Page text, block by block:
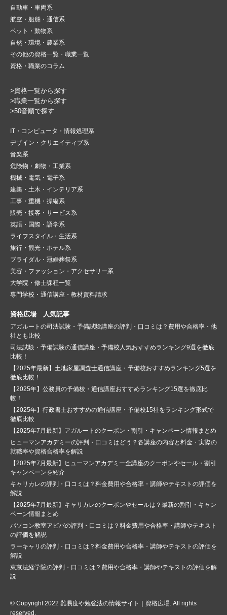
自動車・車両系
航空・船舶・通信系
ペット・動物系
自然・環境・農業系
その他の資格一覧・職業一覧
資格・職業のコラム
>資格一覧から探す
>職業一覧から探す
>50音順で探す
IT・コンピュータ・情報処理系
デザイン・クリエイティブ系
音楽系
危険物・劇物・工業系
機械・電気・電子系
建築・土木・インテリア系
工事・重機・操縦系
販売・接客・サービス系
英語・国際・語学系
ライフスタイル・生活系
旅行・観光・ホテル系
ブライダル・冠婚葬祭系
美容・ファッション・アクセサリー系
大学院・修士課程一覧
専門学校・通信講座・教材資料請求
資格広場 人気記事
アガルートの司法試験・予備試験講座の評判・口コミは？費用や合格率・他
社とも比較
司法試験・予備試験の通信講座・予備校人気おすすめランキング9選を徹底
比較！
【2025年最新】土地家屋調査士通信講座・予備校おすすめランキング5選を
徹底比較！
【2025年】公務員の予備校・通信講座おすすめランキング15選を徹底比
較！
【2025年】行政書士おすすめの通信講座・予備校15社をランキング形式で
徹底比較
【2025年7月最新】アガルートのクーポン・割引・キャンペーン情報まとめ
ヒューマンアカデミーの評判・口コミはどう？各講座の内容と料金・実際の
就職率や資格合格率を解説
【2025年7月最新】ヒューマンアカデミー全講座のクーポンやセール・割引
キャンペーンを紹介
キャリカレの評判・口コミは？料金費用や合格率・講師やテキストの評価を
解説
【2025年7月最新】キャリカレのクーポンやセールは？最新の割引・キャン
ペーン情報まとめ
パソコン教室アビバの評判・口コミは？料金費用や合格率・講師やテキスト
の評価を解説
ラーキャリの評判・口コミは？料金費用や合格率・講師やテキストの評価を
解説
東京法経学院の評判・口コミは？費用や合格率・講師やテキストの評価を解
説
© Copyright 2022 難易度や勉強法の情報サイト｜資格広場. All rights
reserved.